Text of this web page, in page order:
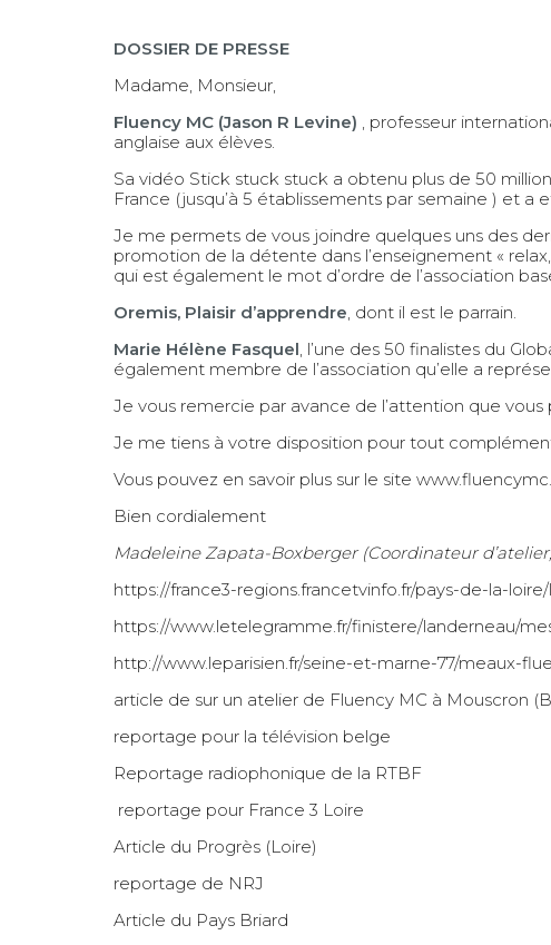
DOSSIER DE PRESSE
Madame, Monsieur,
Fluency MC (Jason R Levine) , professeur
anglaise aux élèves.
Sa vidéo Stick stuck stuck a obtenu plus de 50
France (jusqu’à 5 établissements par semaine ) et a
Je me permets de vous joindre quelques uns des
promotion de la détente dans l’enseignement «
qui est également le mot d’ordre de l’association
Oremis, Plaisir d’apprendre, dont il est le parrain.
Marie Hélène Fasquel, l’une des 50 finalistes du
également membre de l’association qu’elle a
Je vous remercie par avance de l’attention que
Je me tiens à votre disposition pour tout
Vous pouvez en savoir plus sur le site
Bien cordialement
Madeleine Zapata-Boxberger (Coordinateur
https://france3-regions.francetvinfo.fr/pays-de-la-
https://www.letelegramme.fr/finistere/landerneau/
http://www.leparisien.fr/seine-et-marne-77/meaux-
article de sur un atelier de Fluency MC à Mouscron
reportage pour la télévision belge
Reportage radiophonique de la RTBF
reportage pour France 3 Loire
Article du Progrès (Loire)
reportage de NRJ
Article du Pays Briard